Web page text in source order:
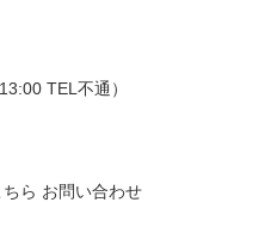
TEL不通）
お問い合わせ